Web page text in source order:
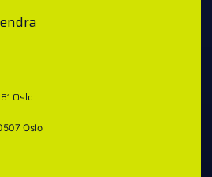
Oslo
Oslo